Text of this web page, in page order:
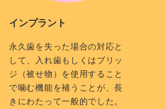
インプラント
永久歯を失った場合の対応と
して、入れ歯もしくはブリッ
ジ（被せ物）を使用すること
で噛む機能を補うことが、長
きにわたって一般的でした。